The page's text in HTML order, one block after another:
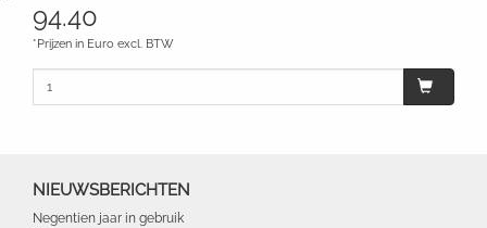
94.40
*Prijzen in Euro excl. BTW
NIEUWSBERICHTEN
Negentien jaar in gebruik